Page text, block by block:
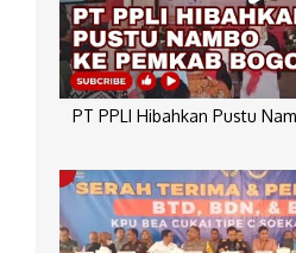
PT PPLI Hibahkan Pustu